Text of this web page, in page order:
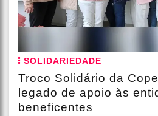
SOLIDARIEDADE
Troco Solidário da
legado de apoio às
beneficentes